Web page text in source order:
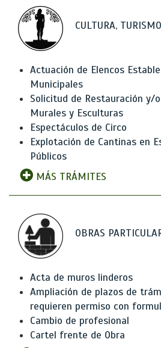
CULTURA,
Actuación de Elencos
Municipales
Solicitud de Restauración y/
Murales y Esculturas
Espectáculos de Circo
Explotación de Cantinas en
Públicos
MÁS TRÁMITES
OBRAS
Acta de muros linderos
Ampliación de plazos de
requieren permiso con
Cambio de profesional
Cartel frente de Obra